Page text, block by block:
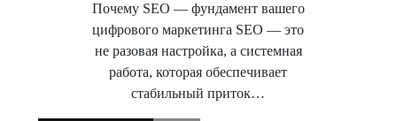
Почему SEO — фундамент вашего
цифрового маркетинга SEO — это
не разовая настройка, а системная
работа, которая обеспечивает
стабильный приток…